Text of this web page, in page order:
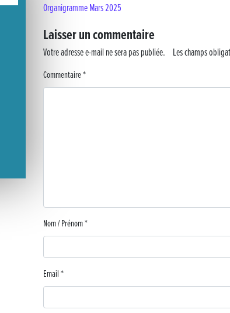
première au Cinéma 4C !
tigre sur le territoire d’ECLA
Organigramme Mars 2025
Laisser un commentaire
Votre adresse e-mail ne sera pas publiée. Les champs
Commentaire*
Nom / Prénom*
Email*